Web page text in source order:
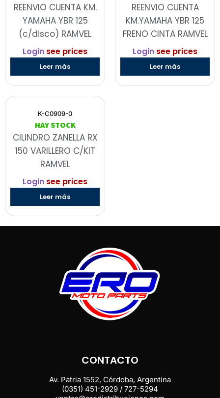
REENVIO CUENTA KM.
YAMAHA YBR 125
(c/disco) RAMVEL
Login see prices
Leer más
REENVIO CUENTA
KM.YAMAHA YBR 125
FRENO CINTA RAMVEL
Login see prices
Leer más
K-C0909-0
HAY STOCK
CILINDRO ZANELLA RX
150 VARILLERO C/KIT
RAMVEL
Login see prices
Leer más
CONTACTO
Av. Patria 1552, Córdoba, Argentina
(0351) 451-2929 / 727-5294